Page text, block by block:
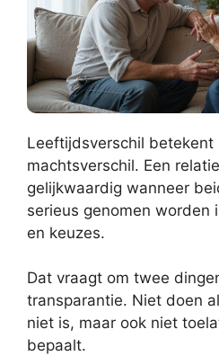
Leeftijdsverschil betekent
machtsverschil. Een
gelijkwaardig wanneer
serieus genomen worden
en keuzes.
Dat vraagt om twee
transparantie. Niet doen
niet is, maar ook niet
bepaalt.